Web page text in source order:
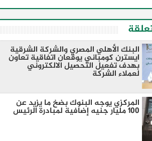
البنك الأهلي المصري والشركة الشرقية
ايسترن كومباني يوقعان اتفاقية تعاون
بهدف تفعيل التحصيل الالكتروني
لعملاء الشركة
المركزي يوجه البنوك بضخ ما يزيد عن
100 مليار جنيه إضافية لمبادرة الرئيس